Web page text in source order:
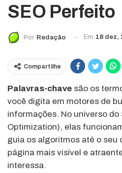
SEO Perfeito
Por Redação Em 18 dez,
Compartilhe
Palavras-chave são os
você digita em motores de
informações. No universo do
Optimization), elas
guia os algoritmos até o seu
página mais visível e
interessa.